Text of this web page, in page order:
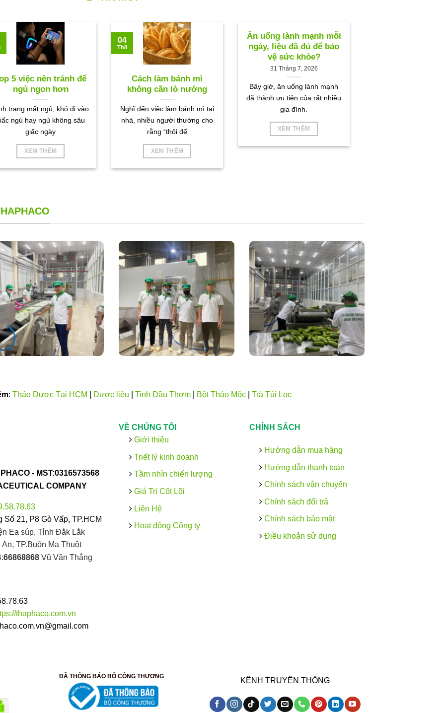
5 việc nên tránh để
ngủ ngon hơn
trạng mất ngủ, khó đi vào
ngủ hay ngủ không sâu
giấc ngày
XEM THÊM
Cách làm bánh mì
không cần lò nướng
Nghĩ đến việc làm bánh mì tại
nhà, nhiều người thường cho
rằng “thôi để
XEM THÊM
04
Th8
Ăn uống lành mạnh mỗi
ngày, liệu đã đủ để bảo
vệ sức khỏe?
31 Tháng 7, 2026
Bây giờ, ăn uống lành mạnh
đã thành ưu tiên của rất nhiều
gia đình.
XEM THÊM
: Thảo Dược Tại HCM Dược liệu Tinh Dầu Thơm| Bột Thảo Mộc| Trà Túi Lọc
-MST:0316573568
COMPANY
21, P8 Gò Vấp, TP.HCM
Ea súp, Tỉnh Đắk Lắk
TP.Buôn Ma Thuột
66868868Vũ Văn Thắng
thaphaco.com.vn
VỀ CHÚNG TÔI
Giới thiệu
Triết lý kinh doanh
Tầm nhìn chiến lượng
Giá Trị Cốt Lõi
Liên Hệ
Hoạt động Công ty
CHÍNH SÁCH
Hướng dẫn mua hàng
Hướng dẫn thanh toán
Chính sách vận chuyển
Chính sách đổi trả
Chính sách bảo mật
Điều khoản sử dụng
ĐÃ THÔNG BÁO BỘ CÔNG THƯƠNG KÊNH TRUYỀN THÔNG